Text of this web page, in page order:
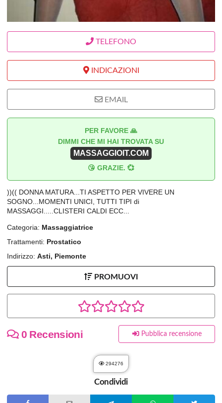
TELEFONO
INDICAZIONI
EMAIL
PER FAVORE 🙏
DIMMI CHE MI HAI TROVATA SU
MASSAGGIOIT.COM
😘 GRAZIE. 💞
))(( DONNA MATURA...TI ASPETTO PER VIVERE UN
SOGNO...MOMENTI UNICI, TUTTI TIPI di
MASSAGGI.....CLISTERI CALDI ECC...
Categoria: Massaggiatrice
Trattamenti: Prostatico
Indirizzo: Asti, Piemonte
PROMUOVI
0 Recensioni Pubblica recensione
294276
Condividi